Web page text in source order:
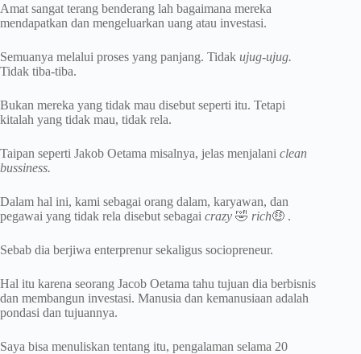
Amat sangat terang benderang lah bagaimana mereka
mendapatkan dan mengeluarkan uang atau investasi.
Semuanya melalui proses yang panjang. Tidak ujug-ujug.
Tidak tiba-tiba.
Bukan mereka yang tidak mau disebut seperti itu. Tetapi
kitalah yang tidak mau, tidak rela.
Taipan seperti Jakob Oetama misalnya, jelas menjalani clean
bussiness.
Dalam hal ini, kami sebagai orang dalam, karyawan, dan
pegawai yang tidak rela disebut sebagai crazy 🤣 rich🤑 .
Sebab dia berjiwa enterprenur sekaligus sociopreneur.
Hal itu karena seorang Jacob Oetama tahu tujuan dia berbisnis
dan membangun investasi. Manusia dan kemanusiaan adalah
pondasi dan tujuannya.
Saya bisa menuliskan tentang itu, pengalaman selama 20